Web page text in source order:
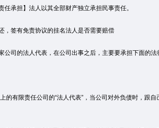
承担】法人以其全部财产独立承担民事责任。
签有免责协议的挂名法人是否需要赔偿
司的法人代表，在公司出事之后，主要要承担下面的法
有限责任公司的“法人代表”，当公司对外负债时，跟